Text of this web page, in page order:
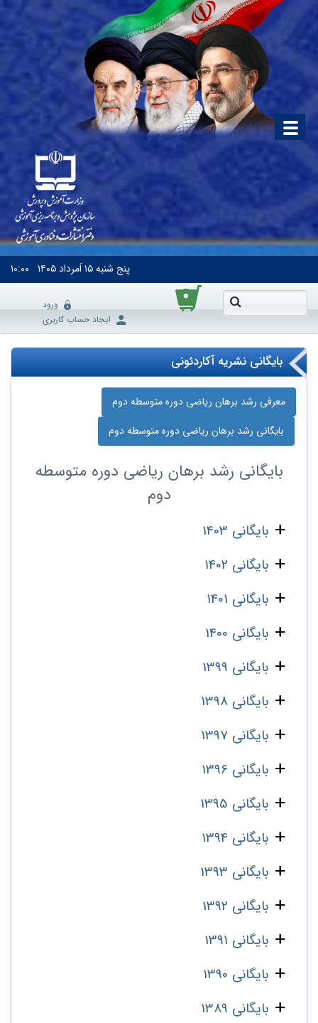
پنج شنبه۱۵ اَمرداد ۱۴۰۵ ۱۰:۰۰
۰
ورود
ایجاد حساب کاربری
بایگانی نشریه آکاردئونی
معرفی رشد برهان ریاضی دوره‌ متوسطه دوم
بایگانی رشد برهان ریاضی دوره‌ متوسطه دوم
بایگانی رشد برهان ریاضی دوره‌ متوسطه
دوم
بایگانی 1403
بایگانی 1402
بایگانی 1401
بایگانی 1400
بایگانی 1399
بایگانی 1398
بایگانی 1397
بایگانی 1396
بایگانی 1395
بایگانی 1394
بایگانی 1393
بایگانی 1392
بایگانی 1391
بایگانی 1390
بایگانی 1389